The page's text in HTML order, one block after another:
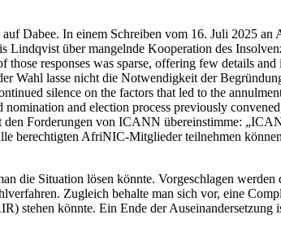
Dabee. In einem Schreiben vom 16. Juli 2025
über mangelnde Kooperation des
those responses was sparse, offering few details
Wahl lasse nicht die Notwendigkeit der
silence on the factors that led to the
and election process previously
Forderungen von ICANN übereinstimme:
berechtigten AfriNIC-Mitglieder teilnehmen
die Situation lösen könnte. Vorgeschlagen
Zugleich behalte man sich vor, eine
stehen könnte. Ein Ende der Auseinandersetzung